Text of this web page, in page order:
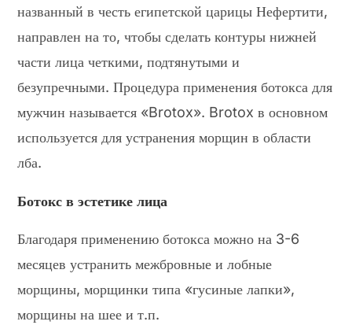
названный в честь египетской царицы Нефертити,
направлен на то, чтобы сделать контуры нижней
части лица четкими, подтянутыми и
безупречными. Процедура применения ботокса для
мужчин называется «Brotox». Brotox в основном
используется для устранения морщин в области
лба.
Ботокс в эстетике лица
Благодаря применению ботокса можно на 3-6
месяцев устранить межбровные и лобные
морщины, морщинки типа «гусиные лапки»,
морщины на шее и т.п.